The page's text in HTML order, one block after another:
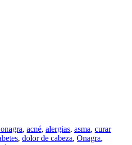
, acné, alergias, asma, curar
, dolor de cabeza, Onagra,